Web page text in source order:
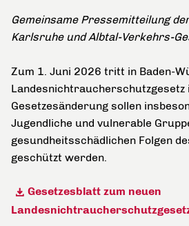
Gemeinsame Pressemitteilung
Karlsruhe und Albtal-Verkehrs-
Zum 1. Juni 2026 tritt in Baden-
Landesnichtraucherschutzgesetz
Gesetzesänderung sollen
Jugendliche und vulnerable
gesundheitsschädlichen Folgen
geschützt werden.
Gesetzesblatt zum neuen